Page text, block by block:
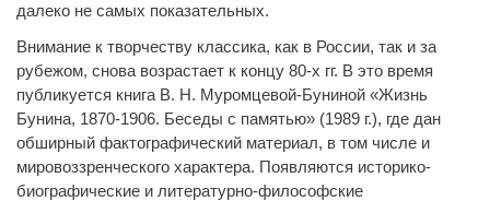
далеко не самых показательных.
Внимание к творчеству классика, как в России, так и за
рубежом, снова возрастает к концу 80-х гг. В это время
публикуется книга В. Н. Муромцевой-Буниной «Жизнь
Бунина, 1870-1906. Беседы с памятью» (1989 г.), где дан
обширный фактографический материал, в том числе и
мировоззренческого характера. Появляются историко-
биографические и литературно-философские